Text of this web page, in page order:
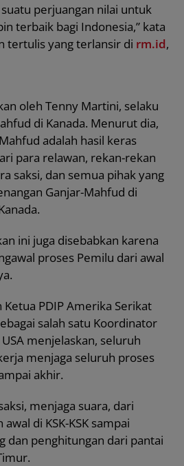
perjuangan nilai untuk
terbaik bagi Indonesia,” kata
tertulis yang terlansir di rm.id,
oleh Tenny Martini, selaku
di Kanada. Menurut dia,
adalah hasil keras
para relawan, rekan-rekan
saksi, dan semua pihak yang
Ganjar-Mahfud di
ini juga disebabkan karena
proses Pemilu dari awal
PDIP Amerika Serikat
salah satu Koordinator
USA menjelaskan, seluruh
menjaga seluruh proses
akhir.
menjaga suara, dari
di KSK-KSK sampai
dan penghitungan dari pantai